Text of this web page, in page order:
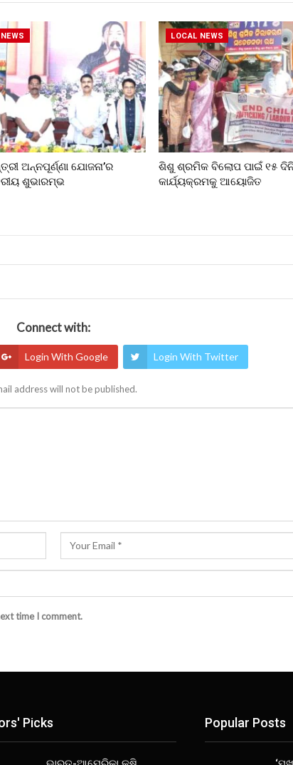
ଅନ୍ନପୂର୍ଣ୍ଣା ଯୋଜନା’ର
ଶୁଭାରମ୍ଭ
LOCAL NEWS
ଶିଶୁ ଶ୍ରମିକ ବିଲୋପ ପାଇଁ ୧୫
କାର୍ଯ୍ୟକ୍ରମକୁ ଆୟୋଜିତ
Connect with:
Login With Google Login With Twitter
address will not be published.
time I comment.
Picks Popular Posts